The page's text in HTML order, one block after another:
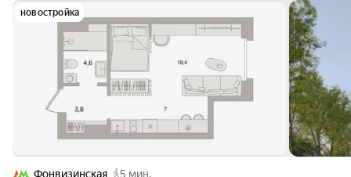
новостройка
Фонвизинская 5 мин.